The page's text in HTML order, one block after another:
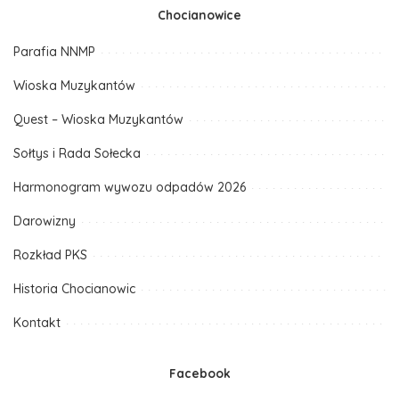
Chocianowice
Parafia NNMP
Wioska Muzykantów
Quest – Wioska Muzykantów
Sołtys i Rada Sołecka
Harmonogram wywozu odpadów 2026
Darowizny
Rozkład PKS
Historia Chocianowic
Kontakt
Facebook